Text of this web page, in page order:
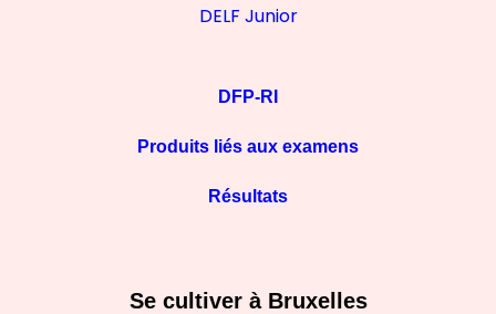
DELF Junior
DFP-RI
Produits liés aux examens
Résultats
Se cultiver à Bruxelles